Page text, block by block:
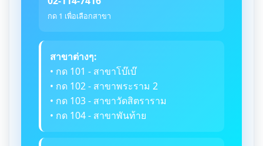
กด 1 เพื่อเลือกสาขา
สาขาต่างๆ:
• กด 101 - สาขาโบ๊เบ๊
• กด 102 - สาขาพระราม 2
• กด 103 - สาขาวัดสิตราราม
• กด 104 - สาขาพันท้าย